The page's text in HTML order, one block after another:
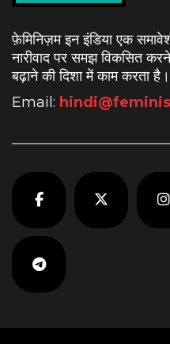
फ़ेमिनिज़म इन इंडिया एक
नारीवाद पर समझ विकसित
बढ़ाने की दिशा में काम करता है।
Email: